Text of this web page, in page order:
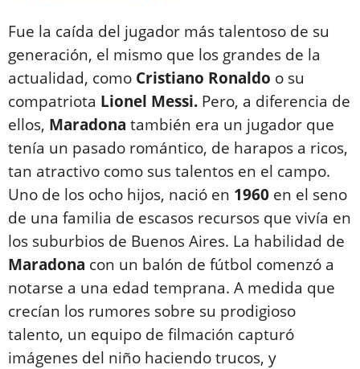
Fue la caída del jugador más talentoso de su
generación, el mismo que los grandes de la
actualidad, como Cristiano Ronaldo o su
compatriota Lionel Messi. Pero, a diferencia de
ellos, Maradona también era un jugador que
tenía un pasado romántico, de harapos a ricos,
tan atractivo como sus talentos en el campo.
Uno de los ocho hijos, nació en 1960 en el seno
de una familia de escasos recursos que vivía en
los suburbios de Buenos Aires. La habilidad de
Maradona con un balón de fútbol comenzó a
notarse a una edad temprana. A medida que
crecían los rumores sobre su prodigioso
talento, un equipo de filmación capturó
imágenes del niño haciendo trucos, y